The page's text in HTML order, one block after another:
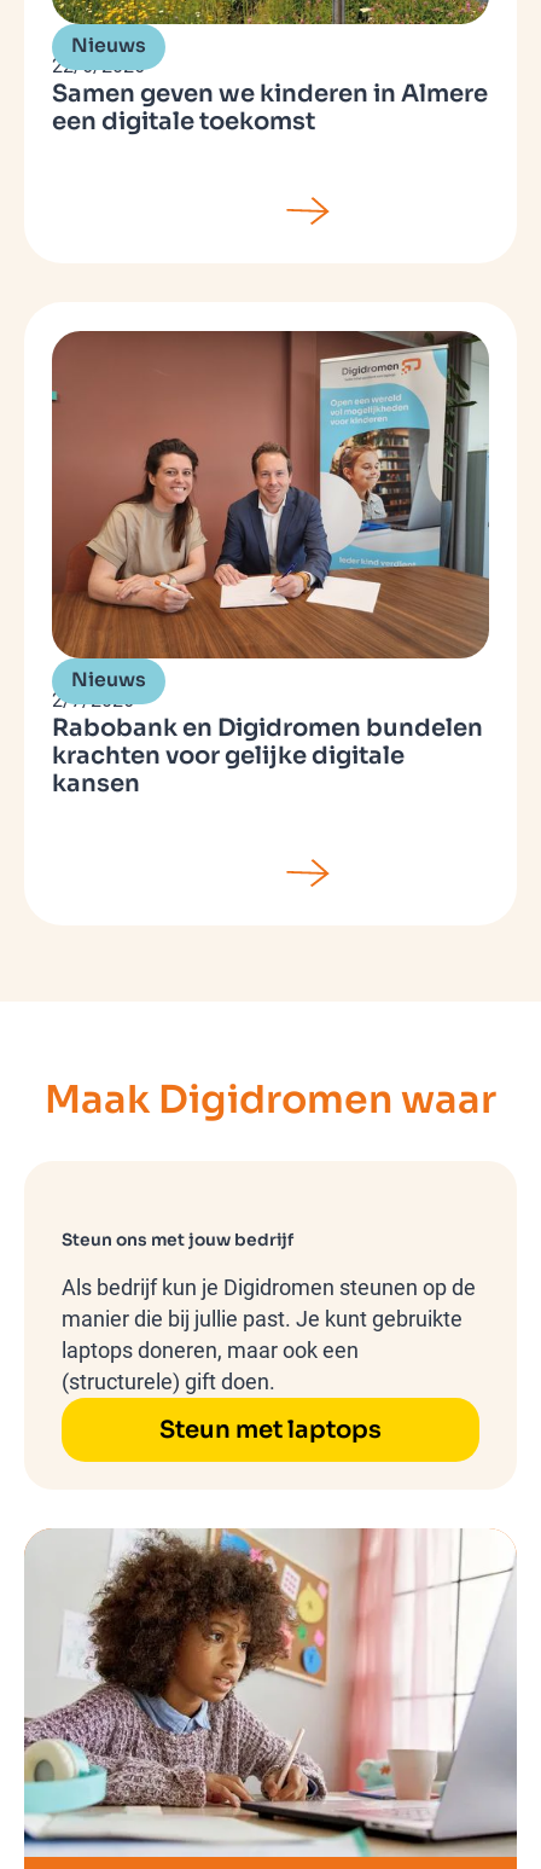
Nieuws
Samen geven we kinderen in Almere
een digitale toekomst
22/6/2026
Nieuws
Rabobank en Digidromen bundelen
krachten voor gelijke digitale
kansen
2/7/2026
Maak Digidromen waar
Steun ons met jouw bedrijf
Als bedrijf kun je Digidromen steunen op de
manier die bij jullie past. Je kunt gebruikte
laptops doneren, maar ook een
(structurele) gift doen.
Steun met laptops